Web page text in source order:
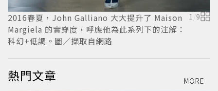
2016春夏，John Galliano 大大提升了 Maison
Margiela 的實穿度，呼應他為此系列下的注解：
科幻+低調。圖／擷取自網路
1/9
熱門文章 MORE